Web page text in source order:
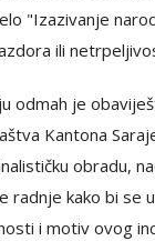
"Izazivanje
ili
odmah je
Kantona
obradu,
radnje kako bi se
i motiv ovog